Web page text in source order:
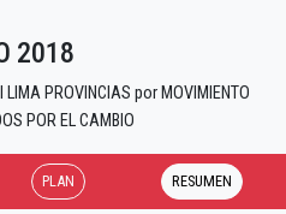
2018
PROVINCIAS por MOVIMIENTO
POR EL CAMBIO
PLAN RESUMEN